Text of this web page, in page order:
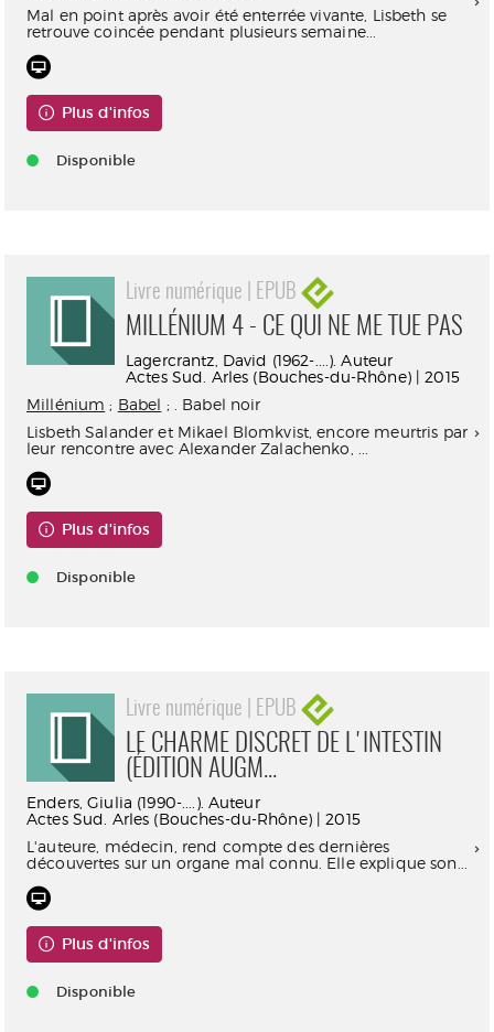
Mal en point après avoir été enterrée vivante, Lisbeth se
retrouve coincée pendant plusieurs semaine...
Plus d'infos
Disponible
Livre numérique | EPUB
MILLÉNIUM 4 - CE QUI NE ME TUE PAS
Lagercrantz, David (1962-....). Auteur
Actes Sud. Arles (Bouches-du-Rhône) | 2015
Millénium ; Babel ; . Babel noir
Lisbeth Salander et Mikael Blomkvist, encore meurtris par
leur rencontre avec Alexander Zalachenko, ...
Plus d'infos
Disponible
Livre numérique | EPUB
LE CHARME DISCRET DE L'INTESTIN
(ÉDITION AUGM...
Enders, Giulia (1990-....). Auteur
Actes Sud. Arles (Bouches-du-Rhône) | 2015
L'auteure, médecin, rend compte des dernières
découvertes sur un organe mal connu. Elle explique son...
Plus d'infos
Disponible